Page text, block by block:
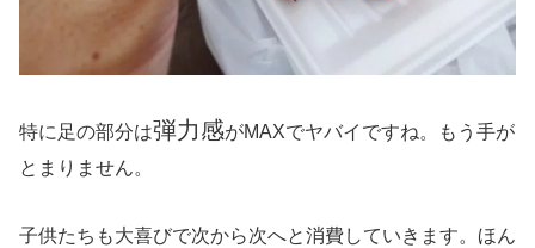
特に足の部分は弾力感がMAXでヤバイですね。
もう手が
とまりません。
子供たちも大喜びで次から次へと消費していきます。ほん